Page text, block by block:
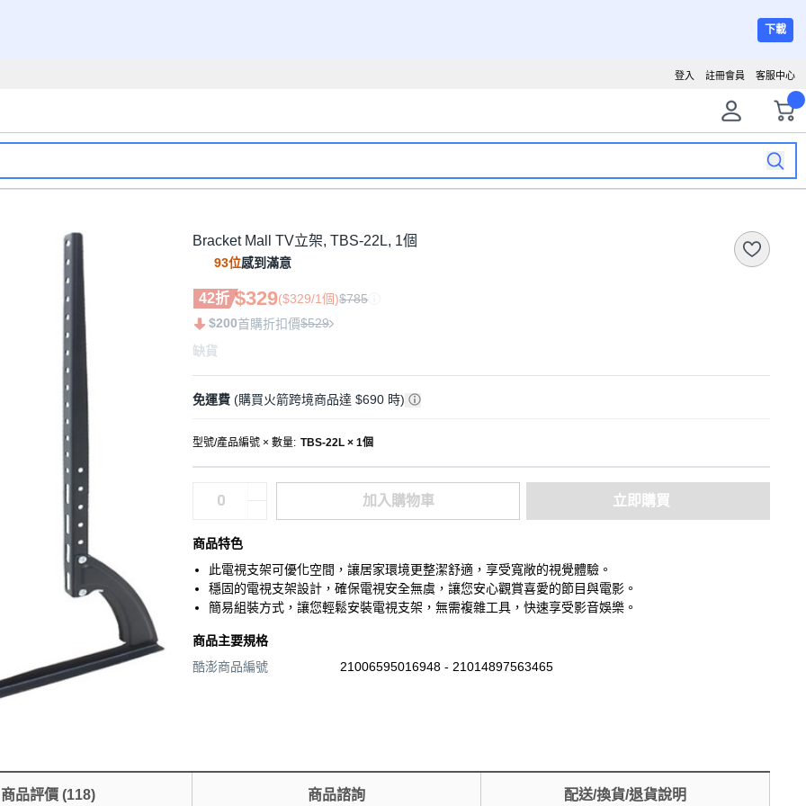
下載
客服中心
註冊會員
登入
Bracket Mall TV立架, TBS-22L, 1個
93位感到滿意
42折 $329($329/1個)$785
$200首購折扣價$529
缺貨
免運費 (購買火箭跨境商品達 $690 時)
型號/產品編號 × 數量: TBS-22L × 1個
加入購物車 立即購買
商品特色
此電視支架可優化空間，讓居家環境更整潔舒適，享受寬敞的視覺體驗。
穩固的電視支架設計，確保電視安全無虞，讓您安心觀賞喜愛的節目與電影。
簡易組裝方式，讓您輕鬆安裝電視支架，無需複雜工具，快速享受影音娛樂。
商品主要規格
酷澎商品編號
21006595016948 - 21014897563465
商品評價(118) 商品諮詢 配送/換貨/退貨說明